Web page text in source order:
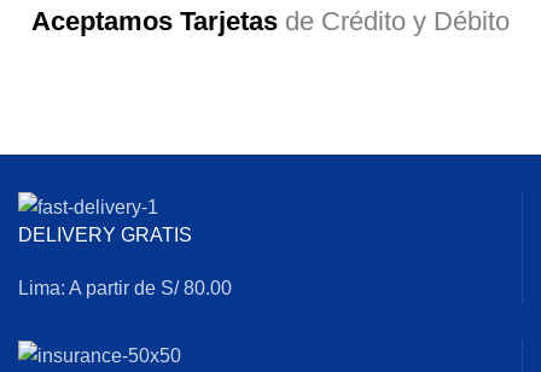
Aceptamos Tarjetas de Crédito y Débito
DELIVERY GRATIS
Lima: A partir de S/ 80.00